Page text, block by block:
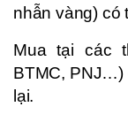
nhẫn vàng) có
Mua tại các
BTMC, PNJ…)
lại.